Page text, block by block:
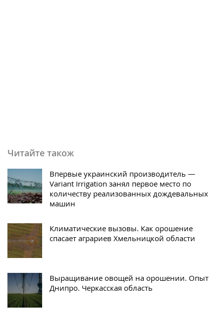
Читайте також
Впервые украинский производитель —
Variant Irrigation занял первое место по
количеству реализованных дождевальных
машин
Климатические вызовы. Как орошение
спасает аграриев Хмельницкой области
Выращивание овощей на орошении. Опыт
Днипро. Черкасская область